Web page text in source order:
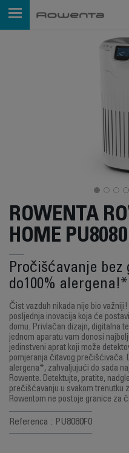
ROWENTA
HOME
Pročišćavanje
do100% alergena!*
Čist vazduh nikada nije bio
posljednja inovacija koja će
domu. Privlačan dizajn, digitalna
jednom aparatu vam donosi
jedinstveni aprat koji može
pomjeranja čitavog prečišćivača.
alergena*, zahvaljujući do sada
Rowente. Detektujte, pratite,
prečišćavanju u svakom trenutku
Rowentom ne postoje granice za
Referenca : PU8080F0